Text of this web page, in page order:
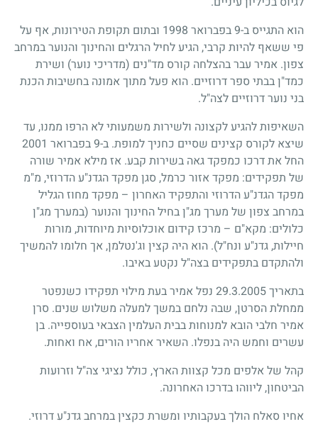
הוא התגייס ב-9 בפברואר 1998 ובתום תקופת הטירונות, אף על
פי ששאף להיות קרבי, הגיע לחיל הרגלים והחינוך והנוער במרחב
צפון. אמיר עבר בהצלחה קורס מד"נים (מדריכי נוער) ושירת
כמד"ן בבתי ספר דרוזיים. הוא פעל מתוך אמונה בחשיבות הכנת
בני נוער דרוזיים לצה"ל.
השאיפות להגיע לקצונה ולשירות משמעותי לא הרפו ממנו, עד
שיצא לקורס קצינים שסיים כחניך למופת. ב-9 בפברואר 2001
החל את דרכו כמפקד גאה בשירות קבע. אז מילא אמיר שורה
של תפקידים: מפקד אזור כרמל, סגן מפקד הגדנ"ע הדרוזי, מ"מ
מפקד הגדנ"ע הדרוזי והתפקיד האחרון – מפקד מחוז הגליל
במרחב צפון של מערך מג"ן בחיל החינוך והנוער (במערך מג"ן
כלולים: מקא"ם – מרכז קידום אוכלוסיות מיוחדות, מורות
חיילות, גדנ"ע ונח"ל). הוא היה קצין וג'נטלמן, אך חלומו להמשיך
ולהתקדם בתפקידים בצה"ל נקטע באיבו.
בתאריך 29.3.2005 נפל אמיר בעת מילוי תפקידו כשנפטר
ממחלת הסרטן, שבה נלחם במשך למעלה משלוש שנים. סרן
אמיר חלבי הובא למנוחות בבית העלמין הצבאי בעוספייה. בן
עשרים וחמש היה בנפלו. השאיר אחריו הורים, אח ואחות.
קהל של אלפים מכל קצוות הארץ, כולל נציגי צה"ל וזרועות
הביטחון, ליווהו בדרכו האחרונה.
אחיו סאלח הולך בעקבותיו ומשרת כקצין במרחב גדנ"ע דרוזי.